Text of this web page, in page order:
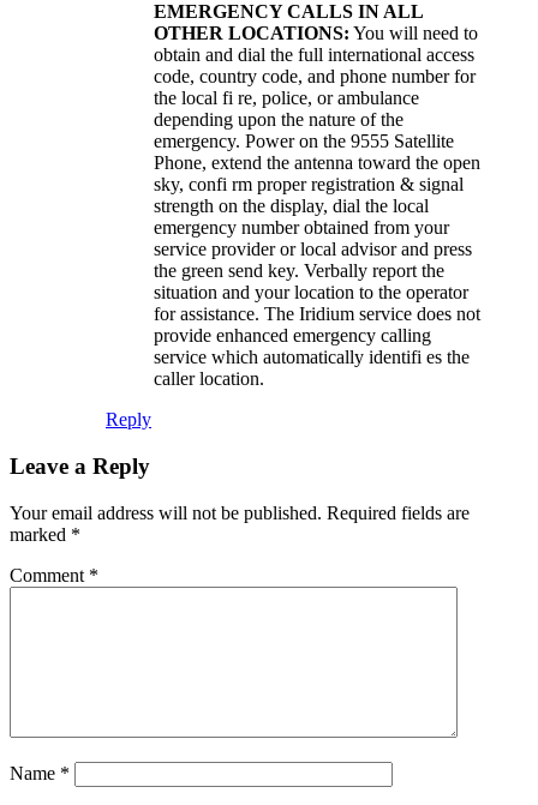
EMERGENCY CALLS IN ALL
OTHER LOCATIONS: You will need to
obtain and dial the full international access
code, country code, and phone number for
the local fi re, police, or ambulance
depending upon the nature of the
emergency. Power on the 9555 Satellite
Phone, extend the antenna toward the open
sky, confi rm proper registration & signal
strength on the display, dial the local
emergency number obtained from your
service provider or local advisor and press
the green send key. Verbally report the
situation and your location to the operator
for assistance. The Iridium service does not
provide enhanced emergency calling
service which automatically identifi es the
caller location.
Reply
Leave a Reply
Your email address will not be published. Required fields are
marked *
Comment *
Name *